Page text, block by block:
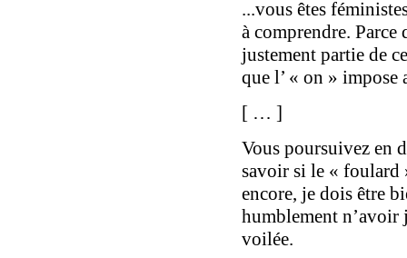
...vous êtes
à comprendre.
justement partie de
que l’ « on » impose
[ … ]
Vous poursuivez en
savoir si le « foulard
encore, je dois être
humblement n’avoir
voilée.